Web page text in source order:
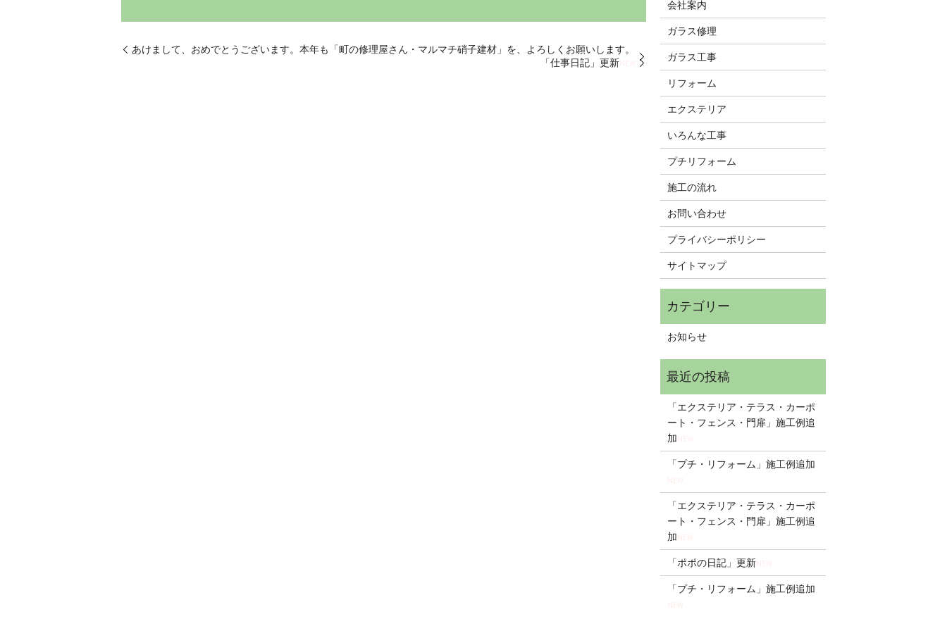
あけまして、おめでとうございます。本年も「町の修理屋さん・マルマチ硝子建材」を、よろしくお願いします。
「仕事日記」更新
会社案内
ガラス修理
ガラス工事
リフォーム
エクステリア
いろんな工事
プチリフォーム
施工の流れ
お問い合わせ
プライバシーポリシー
サイトマップ
お知らせ
「エクステリア・テラス・カーポ
ート・フェンス・門扉」施工例追
加
「プチ・リフォーム」施工例追加
「エクステリア・テラス・カーポ
ート・フェンス・門扉」施工例追
加
「ポポの日記」更新NEW
「プチ・リフォーム」施工例追加